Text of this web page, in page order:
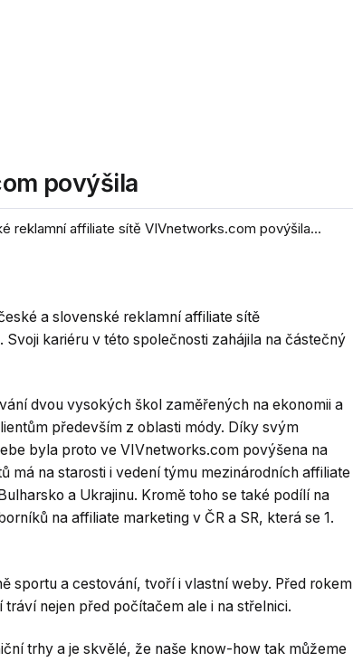
povýšila
reklamní affiliate sítě VIVnetworks.com povýšila...
a slovenské reklamní affiliate sítě
kariéru v této společnosti zahájila na částečný
dvou vysokých škol zaměřených na ekonomii a
především z oblasti módy. Díky svým
byla proto ve VIVnetworks.com povýšena na
má na starosti i vedení týmu mezinárodních affiliate
a Ukrajinu. Kromě toho se také podílí na
na affiliate marketing v ČR a SR, která se 1.
sportu a cestování, tvoří i vlastní weby. Před rokem
nejen před počítačem ale i na střelnici.
trhy a je skvělé, že naše know-how tak můžeme